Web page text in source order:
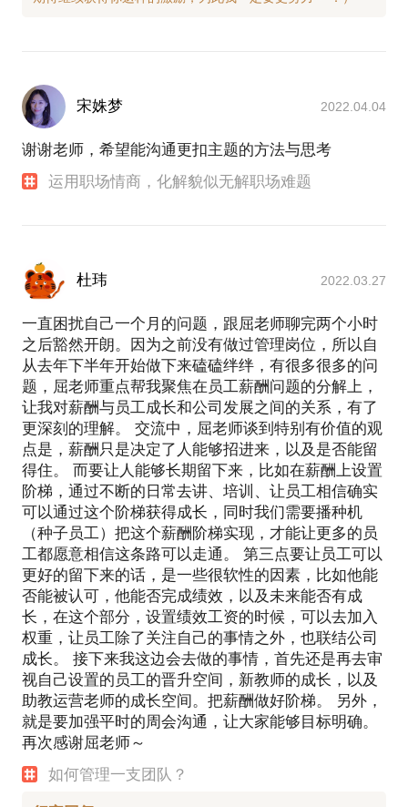
宋姝梦 2022.04.04
谢谢老师，希望能沟通更扣主题的方法与思考
运用职场情商，化解貌似无解职场难题
杜玮 2022.03.27
一直困扰自己一个月的问题，跟屈老师聊完两个小时
之后豁然开朗。因为之前没有做过管理岗位，所以自
从去年下半年开始做下来磕磕绊绊，有很多很多的问
题，屈老师重点帮我聚焦在员工薪酬问题的分解上，
让我对薪酬与员工成长和公司发展之间的关系，有了
更深刻的理解。 交流中，屈老师谈到特别有价值的观
点是，薪酬只是决定了人能够招进来，以及是否能留
得住。 而要让人能够长期留下来，比如在薪酬上设置
阶梯，通过不断的日常去讲、培训、让员工相信确实
可以通过这个阶梯获得成长，同时我们需要播种机
（种子员工）把这个薪酬阶梯实现，才能让更多的员
工都愿意相信这条路可以走通。 第三点要让员工可以
更好的留下来的话，是一些很软性的因素，比如他能
否能被认可，他能否完成绩效，以及未来能否有成
长，在这个部分，设置绩效工资的时候，可以去加入
权重，让员工除了关注自己的事情之外，也联结公司
成长。 接下来我这边会去做的事情，首先还是再去审
视自己设置的员工的晋升空间，新教师的成长，以及
助教运营老师的成长空间。把薪酬做好阶梯。 另外，
就是要加强平时的周会沟通，让大家能够目标明确。
再次感谢屈老师～
如何管理一支团队？